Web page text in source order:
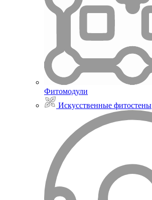
Фитомодули
Искусственные фитостены